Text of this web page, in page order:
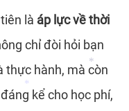
là áp lực về thời
chỉ đòi hỏi bạn
thực hành, mà còn
kể cho học phí,